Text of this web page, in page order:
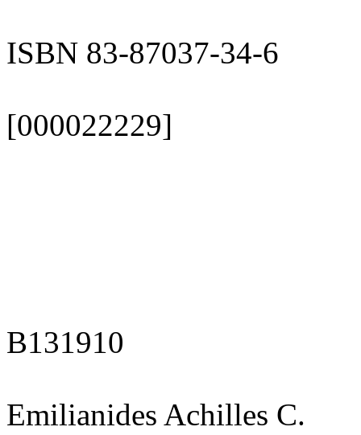
ISBN 83-87037-34-6
[000022229]
B131910
Emilianides Achilles C.